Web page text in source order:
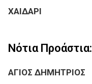
ΧΑΙΔΑΡΙ
Νότια Προάστια:
ΑΓΙΟΣ ΔΗΜΗΤΡΙΟΣ